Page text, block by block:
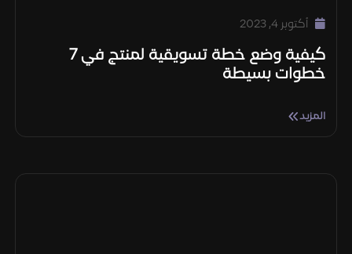
أكتوبر 4, 2023
كيفية وضع خطة تسويقية لمنتج في 7
خطوات بسيطة
المزيد